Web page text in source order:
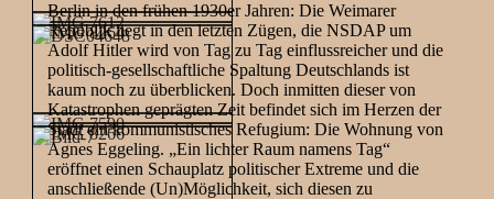
Berlin in den frühen 1930er Jahren: Die Weimarer
Republik liegt in den letzten Zügen, die NSDAP um
Adolf Hitler wird von Tag zu Tag einflussreicher und die
politisch-gesellschaftliche Spaltung Deutschlands ist
kaum noch zu überblicken. Doch inmitten dieser von
Katastrophen geprägten Zeit befindet sich im Herzen der
Stadt ein kommunistisches Refugium: Die Wohnung von
Agnes Eggeling. „Ein lichter Raum namens Tag“
eröffnet einen Schauplatz politischer Extreme und die
anschließende (Un)Möglichkeit, sich diesen zu